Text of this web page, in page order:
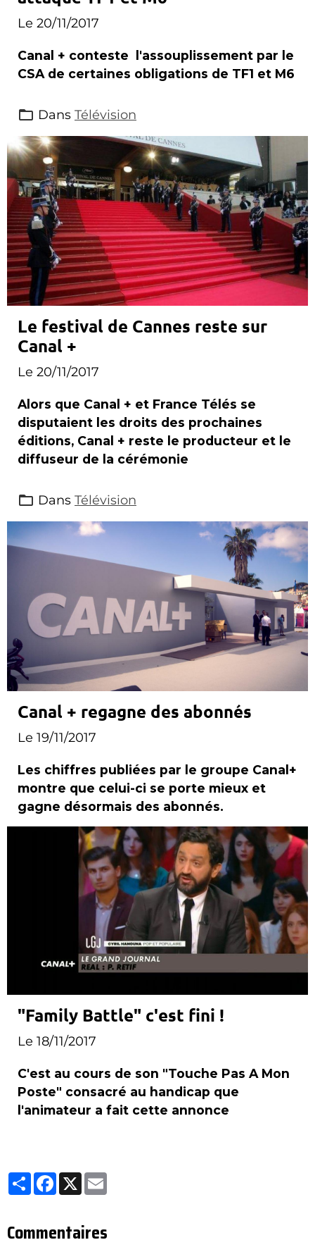
Le 20/11/2017
Canal + conteste l'assouplissement par le
CSA de certaines obligations de TF1 et M6
Dans Télévision
Le festival de Cannes reste sur
Canal +
Le 20/11/2017
Alors que Canal + et France Télés se
disputaient les droits des prochaines
éditions, Canal + reste le producteur et le
diffuseur de la cérémonie
Dans Télévision
Canal + regagne des abonnés
Le 19/11/2017
Les chiffres publiées par le groupe Canal+
montre que celui-ci se porte mieux et
gagne désormais des abonnés.
"Family Battle" c'est fini !
Le 18/11/2017
C'est au cours de son "Touche Pas A Mon
Poste" consacré au handicap que
l'animateur a fait cette annonce
Partager
Facebook
X
Commentaires